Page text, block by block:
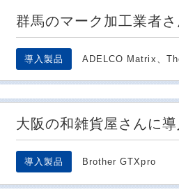
群馬のマーク加工業者
導入製品 ADELCO Matrix、
大阪の和雑貨屋さんに
導入製品 Brother GTXpro